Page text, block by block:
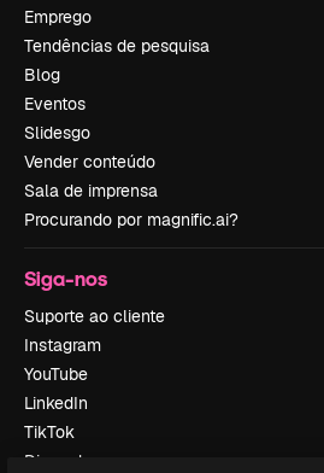
Emprego
Tendências de pesquisa
Blog
Eventos
Slidesgo
Vender conteúdo
Sala de imprensa
Procurando por magnific.ai?
Siga-nos
Suporte ao cliente
Instagram
YouTube
LinkedIn
TikTok
Discord